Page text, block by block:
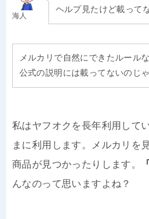
海人
ヘルプ見たけど載って
メルカリで自然にできたルール
公式の説明には載ってないのじ
私はヤフオクを長年利用して
まに利用します。メルカリを
商品が見つかったりします。
んなのって思いますよね？